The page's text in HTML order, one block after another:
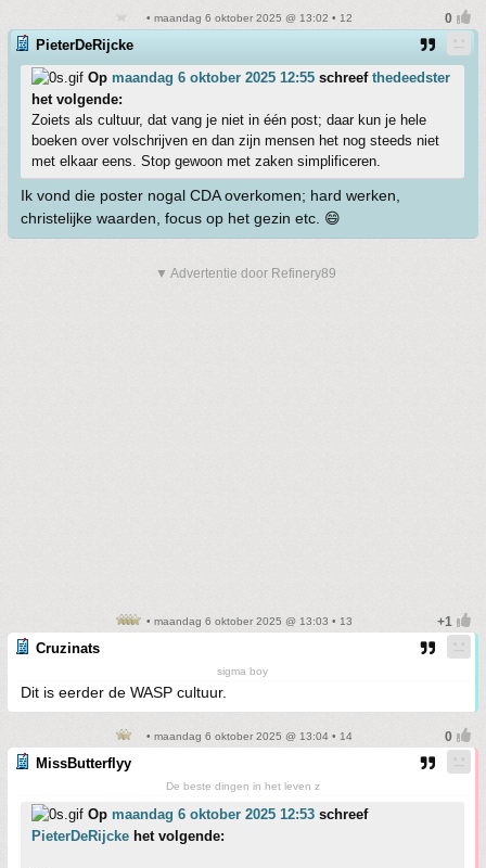
• maandag 6 oktober 2025 @ 13:02 • 12
PieterDeRijcke
Op maandag 6 oktober 2025 12:55 schreef thedeedster
het volgende:
Zoiets als cultuur, dat vang je niet in één post; daar kun je hele
boeken over volschrijven en dan zijn mensen het nog steeds niet
met elkaar eens. Stop gewoon met zaken simplificeren.
Ik vond die poster nogal CDA overkomen; hard werken,
christelijke waarden, focus op het gezin etc. 😄
▼ Advertentie door Refinery89
• maandag 6 oktober 2025 @ 13:03 • 13
Cruzinats
sigma boy
Dit is eerder de WASP cultuur.
• maandag 6 oktober 2025 @ 13:04 • 14
MissButterflyy
De beste dingen in het leven z
Op maandag 6 oktober 2025 12:53 schreef
PieterDeRijcke het volgende: